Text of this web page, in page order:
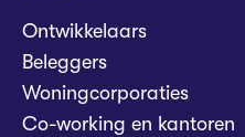
Ontwikkelaars
Beleggers
Woningcorporaties
Co-working en kantoren